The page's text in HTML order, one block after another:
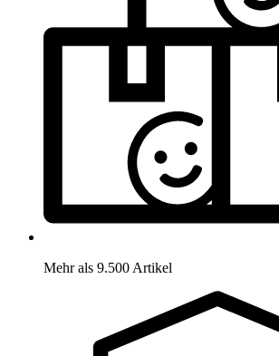
Mehr als 9.500 Artikel